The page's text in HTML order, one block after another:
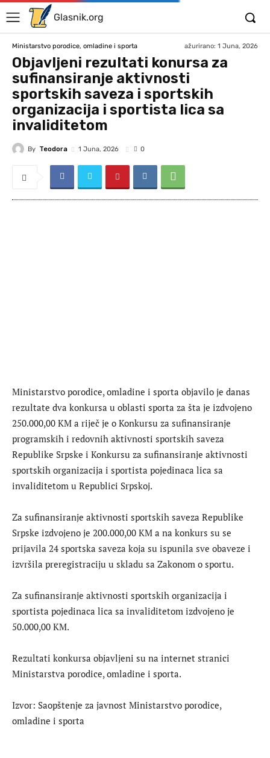
Glasnik.org
Ministarstvo porodice, omladine i sporta ažurirano: 1 Juna, 2026
Objavljeni rezultati konursa za
sufinansiranje aktivnosti
sportskih saveza i sportskih
organizacija i sportista lica sa
invaliditetom
By Teodora 1 Juna, 2026 0
Ministarstvo porodice, omladine i sporta objavilo je danas
rezultate dva konkursa u oblasti sporta za šta je izdvojeno
250.000,00 KM a riječ je o Konkursu za sufinansiranje
programskih i redovnih aktivnosti sportskih saveza
Republike Srpske i Konkursu za sufinansiranje aktivnosti
sportskih organizacija i sportista pojedinaca lica sa
invaliditetom u Republici Srpskoj.
Za sufinansiranje aktivnosti sportskih saveza Republike
Srpske izdvojeno je 200.000,00 KM a na konkurs su se
prijavila 24 sportska saveza koja su ispunila sve obaveze i
izvršila preregistraciju u skladu sa Zakonom o sportu.
Za sufinansiranje aktivnosti sportskih organizacija i
sportista pojedinaca lica sa invaliditetom izdvojeno je
50.000,00 KM.
Rezultati konkursa objavljeni su na internet stranici
Ministarstva porodice, omladine i sporta.
Izvor: Saopštenje za javnost Ministarstvo porodice,
omladine i sporta